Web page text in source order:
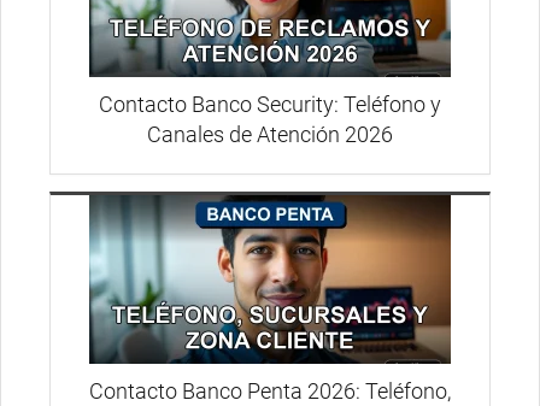
Contacto Banco Security: Teléfono y
Canales de Atención 2026
Contacto Banco Penta 2026: Teléfono,